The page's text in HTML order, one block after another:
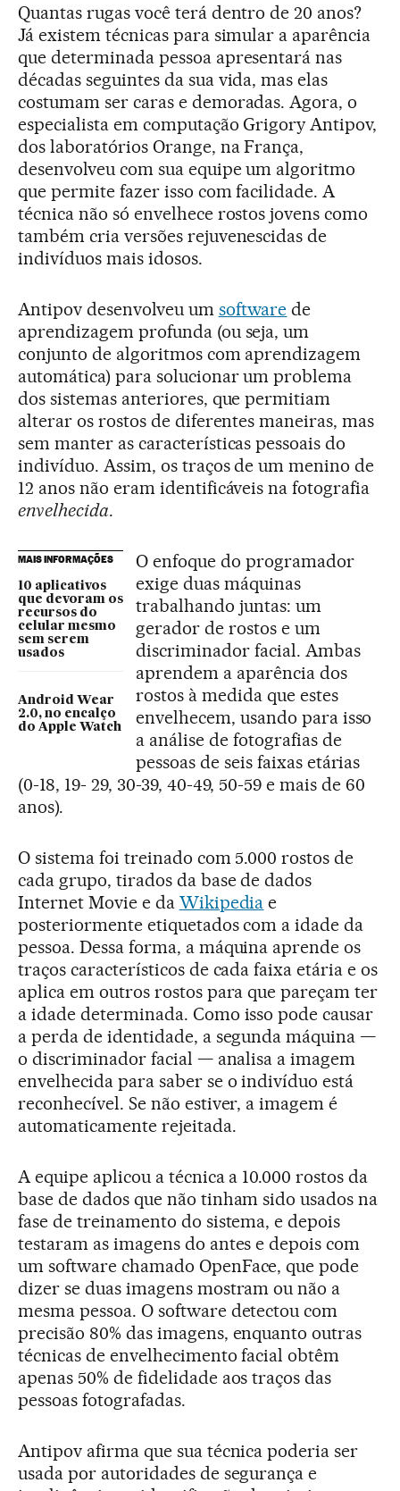
Quantas rugas você terá dentro de 20 anos?
Já existem técnicas para simular a aparência
que determinada pessoa apresentará nas
décadas seguintes da sua vida, mas elas
costumam ser caras e demoradas. Agora, o
especialista em computação Grigory Antipov,
dos laboratórios Orange, na França,
desenvolveu com sua equipe um algoritmo
que permite fazer isso com facilidade. A
técnica não só envelhece rostos jovens como
também cria versões rejuvenescidas de
indivíduos mais idosos.
Antipov desenvolveu um software de
aprendizagem profunda (ou seja, um
conjunto de algoritmos com aprendizagem
automática) para solucionar um problema
dos sistemas anteriores, que permitiam
alterar os rostos de diferentes maneiras, mas
sem manter as características pessoais do
indivíduo. Assim, os traços de um menino de
12 anos não eram identificáveis na fotografia
envelhecida.
MAIS INFORMAÇÕES
10 aplicativos
que devoram os
recursos do
celular mesmo
sem serem
usados
Android Wear
2.0, no encalço
do Apple Watch
O enfoque do programador
exige duas máquinas
trabalhando juntas: um
gerador de rostos e um
discriminador facial. Ambas
aprendem a aparência dos
rostos à medida que estes
envelhecem, usando para isso
a análise de fotografias de
pessoas de seis faixas etárias
(0-18, 19- 29, 30-39, 40-49, 50-59 e mais de 60
anos).
O sistema foi treinado com 5.000 rostos de
cada grupo, tirados da base de dados
Internet Movie e da Wikipedia e
posteriormente etiquetados com a idade da
pessoa. Dessa forma, a máquina aprende os
traços característicos de cada faixa etária e os
aplica em outros rostos para que pareçam ter
a idade determinada. Como isso pode causar
a perda de identidade, a segunda máquina —
o discriminador facial — analisa a imagem
envelhecida para saber se o indivíduo está
reconhecível. Se não estiver, a imagem é
automaticamente rejeitada.
A equipe aplicou a técnica a 10.000 rostos da
base de dados que não tinham sido usados na
fase de treinamento do sistema, e depois
testaram as imagens do antes e depois com
um software chamado OpenFace, que pode
dizer se duas imagens mostram ou não a
mesma pessoa. O software detectou com
precisão 80% das imagens, enquanto outras
técnicas de envelhecimento facial obtêm
apenas 50% de fidelidade aos traços das
pessoas fotografadas.
Antipov afirma que sua técnica poderia ser
usada por autoridades de segurança e